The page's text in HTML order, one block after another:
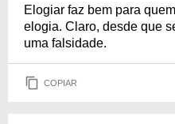
Elogiar faz bem para
elogia. Claro, desde que
uma falsidade.
COPIAR